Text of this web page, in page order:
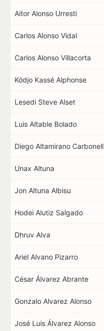
Aitor Alonso Urresti
Carlos Alonso Vidal
Carlos Alonso Villacorta
Kódjo Kassé Alphonse
Lesedi Steve Alset
Luis Altable Bolado
Diego Altamirano Carbonell
Unax Altuna
Jon Altuna Albisu
Hodei Alutiz Salgado
Dhruv Alva
Ariel Alvano Pizarro
César Álvarez Abrante
Gonzalo Alvarez Alonso
José Luis Álvarez Alonso